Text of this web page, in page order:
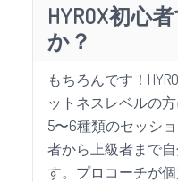
HYROX初心
か？
もちろんです！
ットネスレベルの
5〜6種類のセッシ
者から上級者まで
す。プロコーチが